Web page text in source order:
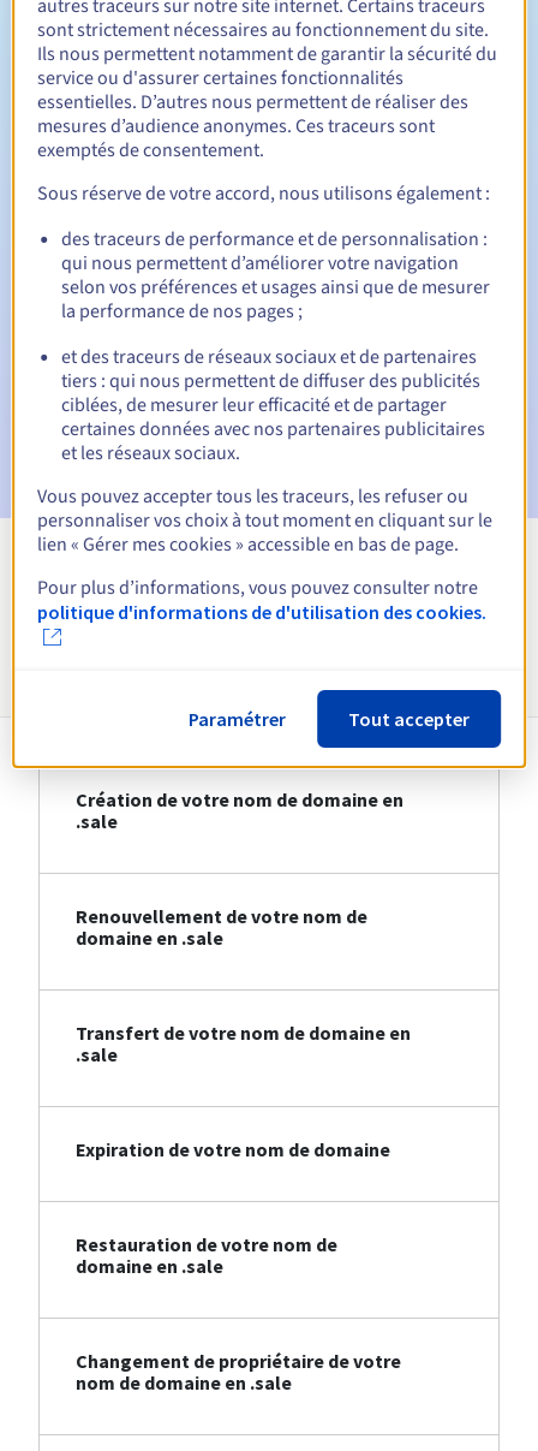
Durée de renouvellement Entre 1 et 10 ans
Période de rédemption
Notifications automatiques :
E-mails d'avertissement : 60, 30, 15, 7 et 3 jours avant la
date d'échéance
E-mail le jour de l'expirationpour notification de la
suspension du nom de domaine
E-mail après la période de grâce de rédemptionpour
notification de la suppression du nom de domaine
Voir toutes les extensions
Création de votre nom de domaine en
.sale
Renouvellement de votre nom de
domaine en .sale
Transfert de votre nom de domaine en
.sale
Expiration de votre nom de domaine
Restauration de votre nom de
domaine en .sale
Changement de propriétaire de votre
nom de domaine en .sale
autres traceurs sur notre site internet. Certains traceurs
sont strictement nécessaires au fonctionnement du site.
Ils nous permettent notamment de garantir la sécurité du
service ou d'assurer certaines fonctionnalités
essentielles. D’autres nous permettent de réaliser des
mesures d’audience anonymes. Ces traceurs sont
exemptés de consentement.
Sous réserve de votre accord, nous utilisons également :
des traceurs de performance et de personnalisation :
qui nous permettent d’améliorer votre navigation
selon vos préférences et usages ainsi que de mesurer
la performance de nos pages ;
et des traceurs de réseaux sociaux et de partenaires
tiers : qui nous permettent de diffuser des publicités
ciblées, de mesurer leur efficacité et de partager
certaines données avec nos partenaires publicitaires
et les réseaux sociaux.
Vous pouvez accepter tous les traceurs, les refuser ou
personnaliser vos choix à tout moment en cliquant sur le
lien « Gérer mes cookies » accessible en bas de page.
Pour plus d’informations, vous pouvez consulter notre
politique d'informations de d'utilisation des cookies.
Paramétrer Tout accepter